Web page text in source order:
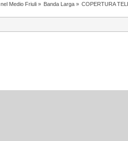
Medio Friuli» Banda Larga» COPERTURA